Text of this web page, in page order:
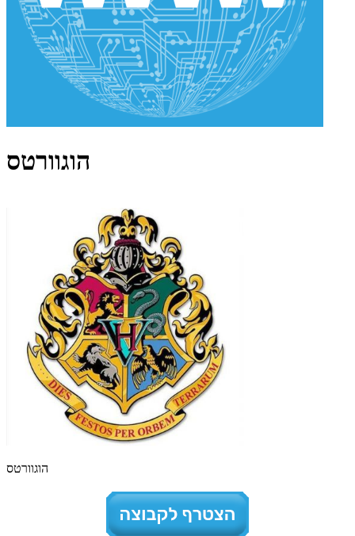
הוגוורטס
הוגוורטס